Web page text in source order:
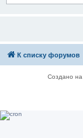
К списку форумов
Создано на